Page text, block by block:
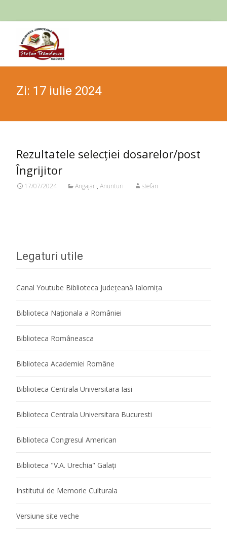
Zi: 17 iulie 2024
Rezultatele selecției dosarelor/post
Îngrijitor
17/07/2024 Angajari, Anunturi stefan
Legaturi utile
Canal Youtube Biblioteca Județeană Ialomița
Biblioteca Naţionala a României
Biblioteca Româneasca
Biblioteca Academiei Române
Biblioteca Centrala Universitara Iasi
Biblioteca Centrala Universitara Bucuresti
Biblioteca Congresul American
Biblioteca "V.A. Urechia" Galaţi
Institutul de Memorie Culturala
Versiune site veche